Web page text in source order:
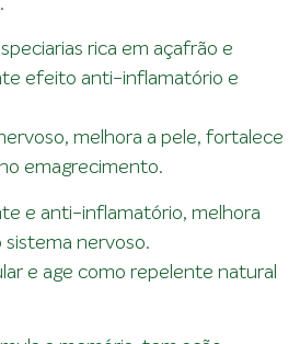
rica em açafrão e
efeito anti-inflamatório e
melhora a pele, fortalece
emagrecimento.
e anti-inflamatório, melhora
sistema nervoso.
e age como repelente natural